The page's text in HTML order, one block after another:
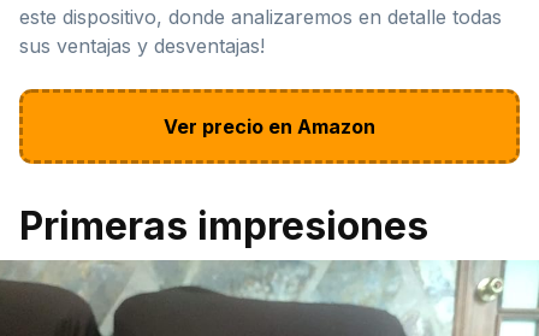
este dispositivo, donde analizaremos en detalle todas
sus ventajas y desventajas!
Ver precio en Amazon
Primeras impresiones